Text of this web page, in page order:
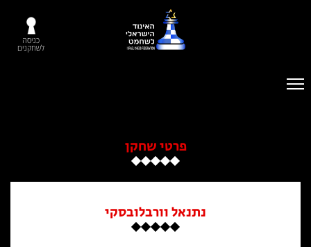
כניסה
לשחקנים
פרטי שחקן
נתנאל וורבלובסקי